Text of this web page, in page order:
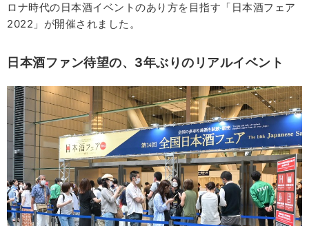
ロナ時代の日本酒イベントのあり方を目指す「日本酒フェア
2022」が開催されました。
日本酒ファン待望の、3年ぶりのリアルイベント